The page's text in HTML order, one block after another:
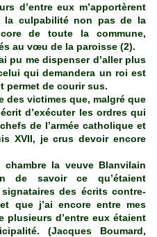
d’entre eux m’apportèrent
la culpabilité non pas de la
de toute la commune,
au vœu de la paroisse (2).
pu me dispenser d’aller plus
qui demandera un roi est
permet de courir sus.
des victimes que, malgré que
d’exécuter les ordres qui
de l’armée catholique et
XVII, je crus devoir encore
la veuve Blanvilain
de savoir ce qu’étaient
des écrits contre-
que j’ai encore entre mes
plusieurs d’entre eux étaient
(Jacques Boumard,